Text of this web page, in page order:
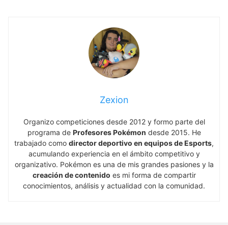
Zexion
Organizo competiciones desde 2012 y formo parte del
programa de Profesores Pokémon desde 2015. He
trabajado como director deportivo en equipos de Esports,
acumulando experiencia en el ámbito competitivo y
organizativo. Pokémon es una de mis grandes pasiones y la
creación de contenido es mi forma de compartir
conocimientos, análisis y actualidad con la comunidad.